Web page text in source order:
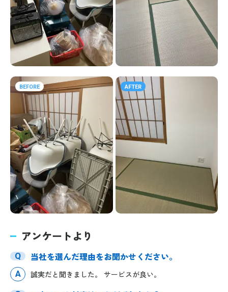
BEFORE AFTER
アンケートより
Q 当社を選んだ理由をお聞かせください。
A
誠実だと聞きました。 サービスが良い。